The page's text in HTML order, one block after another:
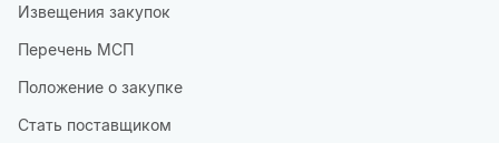
Извещения закупок
Перечень МСП
Положение о закупке
Стать поставщиком